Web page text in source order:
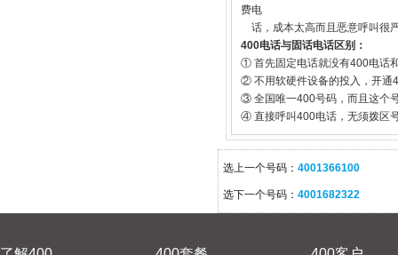
费电
话，成本太高而且恶意呼叫很
400电话与固话电话区别：
① 首先固定电话就没有400电话
② 不用软硬件设备的投入，开通
③ 全国唯一400号码，而且这个
④ 直接呼叫400电话，无须拨区
选上一个号码： 4001366100
选下一个号码： 4001682322